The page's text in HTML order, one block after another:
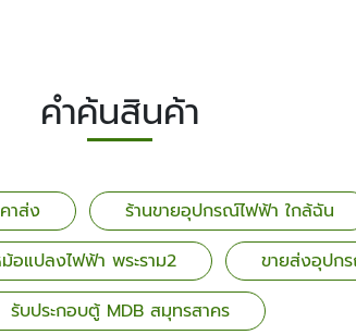
คำค้นสินค้า
าส่ง ร้านขายอุปกรณ์ไฟฟ้า ใกล้ฉัน
อแปลงไฟฟ้า พระราม2 ขายส่งอุปก
รับประกอบตู้ MDB สมุทรสาคร